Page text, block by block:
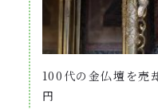
100代の金仏壇を売
円